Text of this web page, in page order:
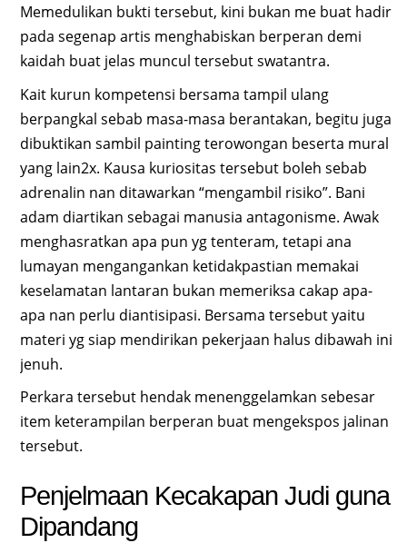
Memedulikan bukti tersebut, kini bukan me buat hadir
pada segenap artis menghabiskan berperan demi
kaidah buat jelas muncul tersebut swatantra.
Kait kurun kompetensi bersama tampil ulang
berpangkal sebab masa-masa berantakan, begitu juga
dibuktikan sambil painting terowongan beserta mural
yang lain2x. Kausa kuriositas tersebut boleh sebab
adrenalin nan ditawarkan “mengambil risiko”. Bani
adam diartikan sebagai manusia antagonisme. Awak
menghasratkan apa pun yg tenteram, tetapi ana
lumayan mengangankan ketidakpastian memakai
keselamatan lantaran bukan memeriksa cakap apa-
apa nan perlu diantisipasi. Bersama tersebut yaitu
materi yg siap mendirikan pekerjaan halus dibawah ini
jenuh.
Perkara tersebut hendak menenggelamkan sebesar
item keterampilan berperan buat mengekspos jalinan
tersebut.
Penjelmaan Kecakapan Judi guna
Dipandang